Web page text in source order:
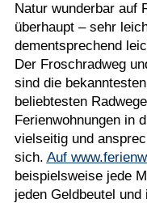
Natur wunderbar auf
überhaupt – sehr
dementsprechend
Der Froschradweg
sind die
beliebtesten
Ferienwohnungen in
vielseitig und
sich. Auf
beispielsweise jede
jeden Geldbeutel